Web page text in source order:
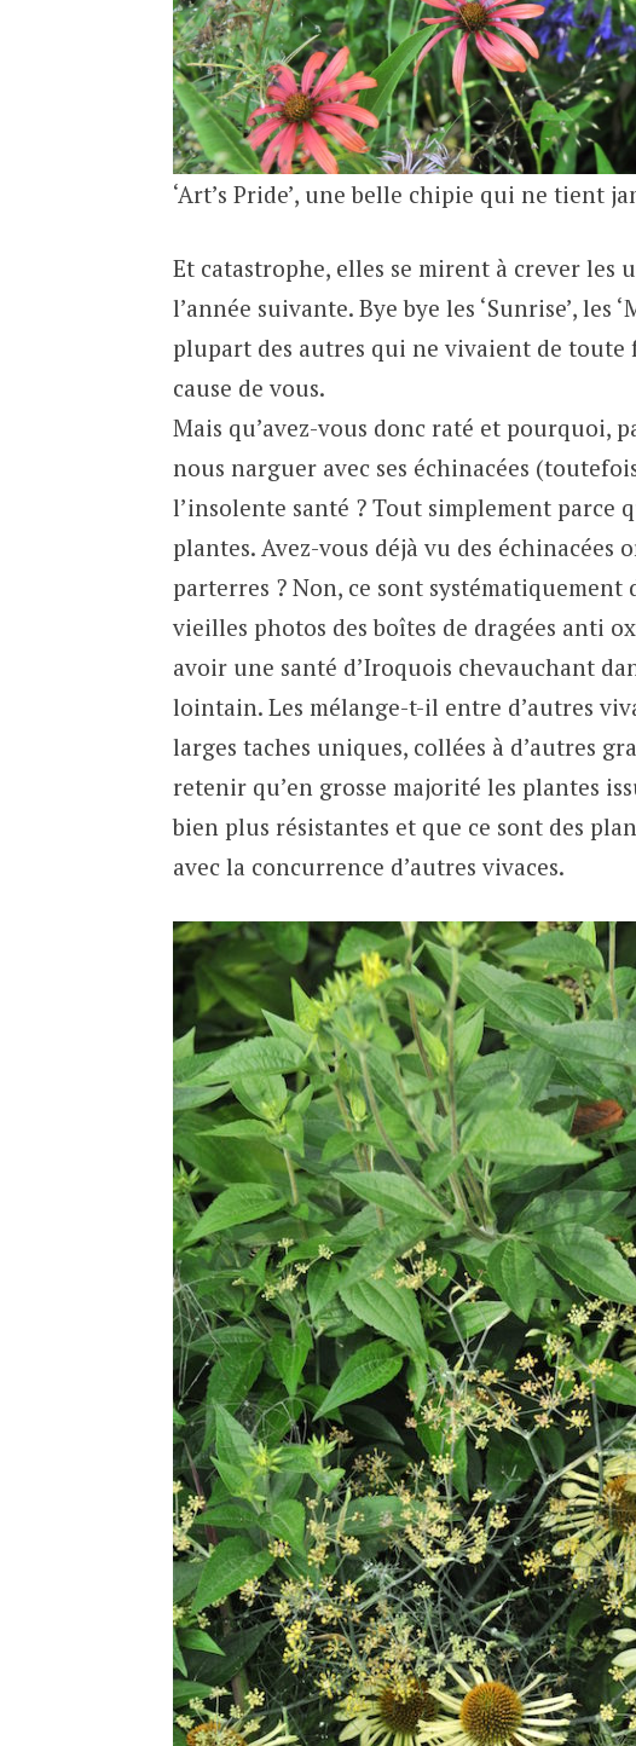
‘Art’s Pride’, une belle chipie qui ne tient
Et catastrophe, elles se mirent à crever les
l’année suivante. Bye bye les ‘Sunrise’,
plupart des autres qui ne vivaient de toute
cause de vous.
Mais qu’avez-vous donc raté et pourquoi,
nous narguer avec ses échinacées
l’insolente santé ? Tout simplement parce
plantes. Avez-vous déjà vu des échinacées
parterres ? Non, ce sont
vieilles photos des boîtes de dragées anti
avoir une santé d’Iroquois chevauchant
lointain. Les mélange-t-il entre d’autres
larges taches uniques, collées à d’autres
retenir qu’en grosse majorité les plantes
bien plus résistantes et que ce sont des
avec la concurrence d’autres vivaces.